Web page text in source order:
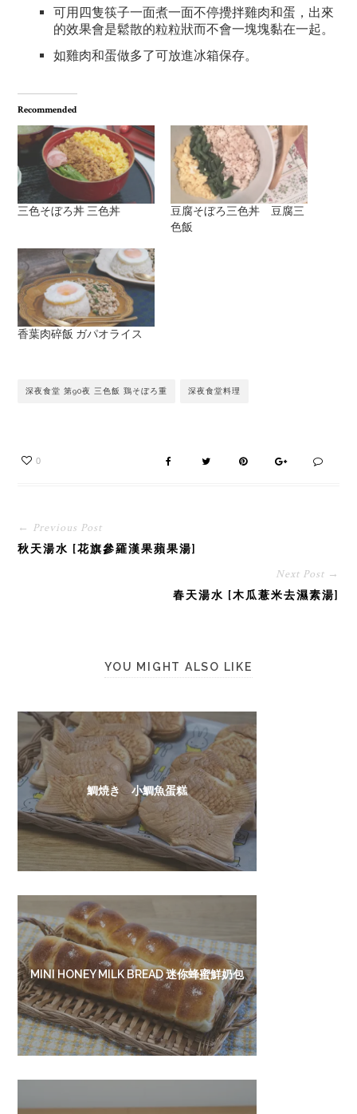
可用四隻筷子一面煮一面不停攪拌雞肉和蛋，出來
的效果會是鬆散的粒粒狀而不會一塊塊黏在一起。
如雞肉和蛋做多了可放進冰箱保存。
Recommended
三色そぼろ丼 三色丼
豆腐そぼろ三色丼 豆腐三
色飯
香葉肉碎飯 ガパオライス
深夜食堂 第90夜 三色飯 鶏そぼろ重 深夜食堂料理
0
← Previous Post
秋天湯水 [花旗參羅漢果蘋果湯]
Next Post →
春天湯水 [木瓜薏米去濕素湯]
YOU MIGHT ALSO LIKE
鯛焼き 小鯛魚蛋糕
MINI HONEY MILK BREAD 迷你蜂蜜鮮奶包